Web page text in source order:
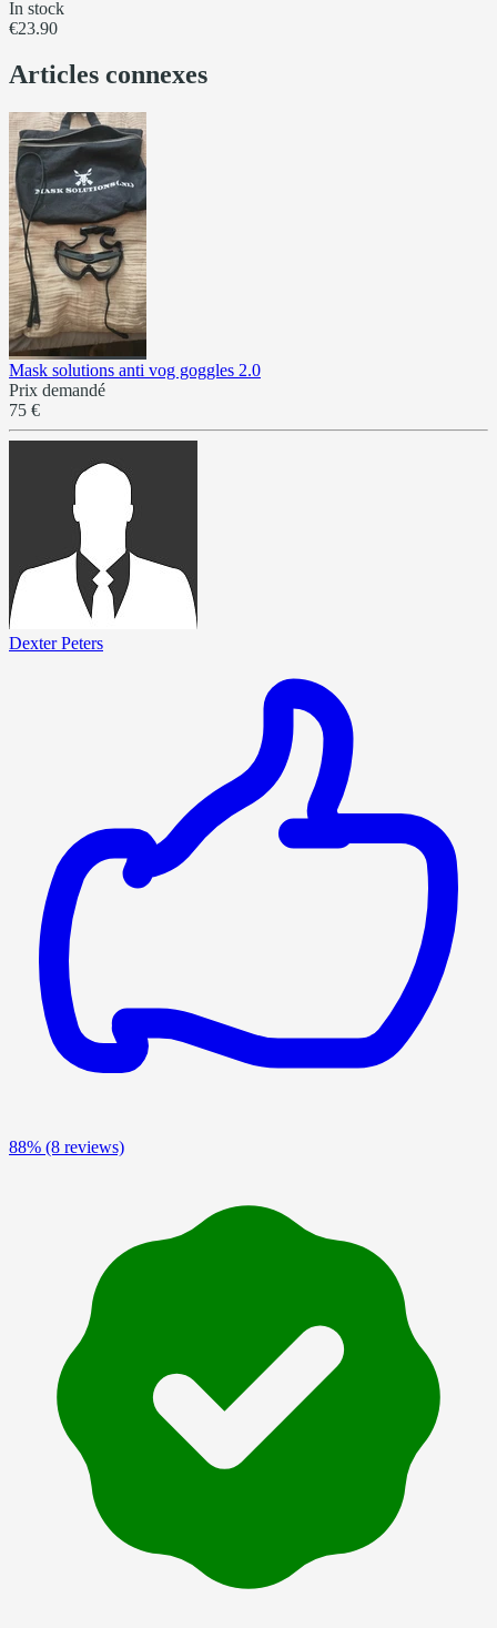
In stock
€23.90
Articles connexes
Mask solutions anti vog goggles 2.0
Prix demandé
75 €
Dexter Peters
88% (8 reviews)